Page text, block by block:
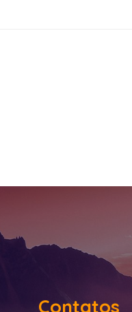
Contatos